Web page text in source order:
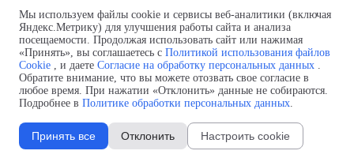
Одинарный токосъемник
JDS3-10
Одинарный токосъемник
JDS3-11
Одинарный токосъемник
JDS3-12
Соединения U12 ▼
Защитная оболочка для
соединений U12
Стыковочное соединение U12
Мы используем файлы cookie и сервисы веб-аналитики (включая
Яндекс.Метрику) для улучшения работы сайта и анализа
посещаемости. Продолжая использовать сайт или нажимая
«Принять», вы соглашаетесь с Политикой использования файлов
Cookie , и даете Согласие на обработку персональных данных .
Обратите внимание, что вы можете отозвать свое согласие в
любое время. При нажатии «Отклонить» данные не собираются.
Подробнее в Политике обработки персональных данных.
Принять все Отклонить Настроить cookie